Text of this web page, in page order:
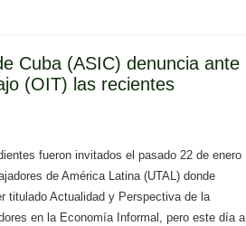
Cuba (ASIC) denuncia ante
(OIT) las recientes
fueron invitados el pasado 22 de enero
de América Latina (UTAL) donde
titulado Actualidad y Perspectiva de la
en la Economía Informal, pero este día a